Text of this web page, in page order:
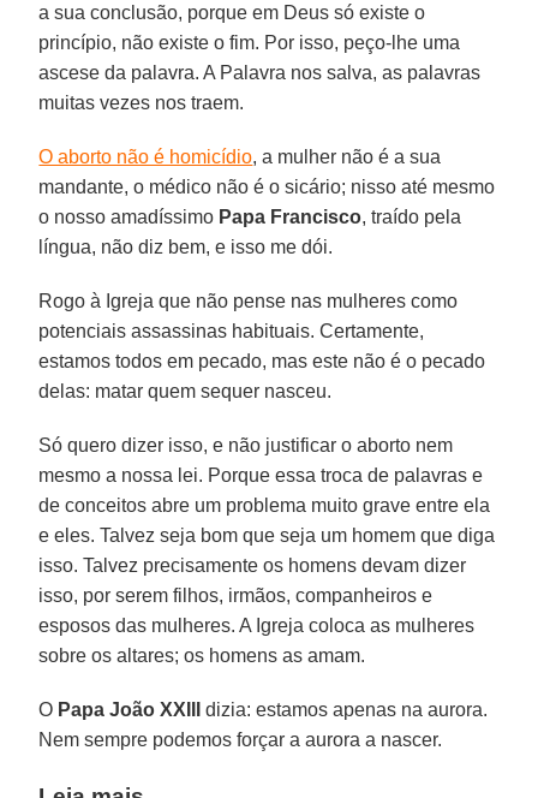
a sua conclusão, porque em Deus só existe o
princípio, não existe o fim. Por isso, peço-lhe uma
ascese da palavra. A Palavra nos salva, as palavras
muitas vezes nos traem.
O aborto não é homicídio, a mulher não é a sua
mandante, o médico não é o sicário; nisso até mesmo
o nosso amadíssimo Papa Francisco, traído pela
língua, não diz bem, e isso me dói.
Rogo à Igreja que não pense nas mulheres como
potenciais assassinas habituais. Certamente,
estamos todos em pecado, mas este não é o pecado
delas: matar quem sequer nasceu.
Só quero dizer isso, e não justificar o aborto nem
mesmo a nossa lei. Porque essa troca de palavras e
de conceitos abre um problema muito grave entre ela
e eles. Talvez seja bom que seja um homem que diga
isso. Talvez precisamente os homens devam dizer
isso, por serem filhos, irmãos, companheiros e
esposos das mulheres. A Igreja coloca as mulheres
sobre os altares; os homens as amam.
O Papa João XXIII
dizia: estamos apenas na aurora.
Nem sempre podemos forçar a aurora a nascer.